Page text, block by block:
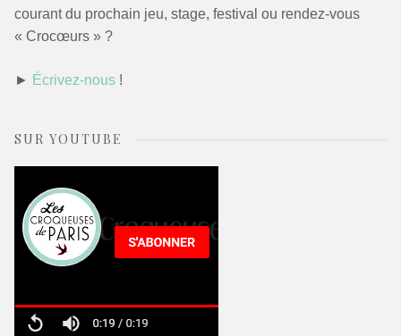
courant du prochain jeu, stage, festival ou rendez-vous
« Crocœurs » ?
► Écrivez-nous !
SUR YOUTUBE